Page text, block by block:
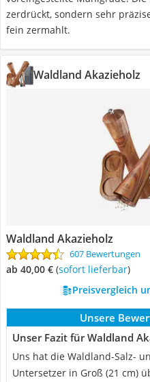
zerdrückt, sondern sehr
fein zermahlt.
Waldland Akazieholz
Waldland Akazieholz
607 Bewertungen
ab 40,00 € ( Sofort lieferbar)
Preisvergleich
Unsere
Unser Fazit für Waldland
Uns hat die Waldland-Salz-
Untersetzer in Groß (21 cm)